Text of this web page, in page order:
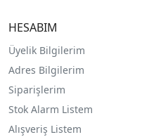
HESABIM
Üyelik Bilgilerim
Adres Bilgilerim
Siparişlerim
Stok Alarm Listem
Alışveriş Listem